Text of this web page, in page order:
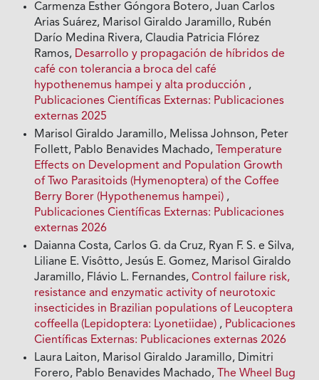
Carmenza Esther Góngora Botero, Juan Carlos
Arias Suárez, Marisol Giraldo Jaramillo, Rubén
Darío Medina Rivera, Claudia Patricia Flórez
Ramos, Desarrollo y propagación de híbridos de
café con tolerancia a broca del café
hypothenemus hampei y alta producción ,
Publicaciones Científicas Externas: Publicaciones
externas 2025
Marisol Giraldo Jaramillo, Melissa Johnson, Peter
Follett, Pablo Benavides Machado,
Temperature
Effects on Development and Population Growth
of Two Parasitoids (Hymenoptera) of the Coffee
Berry Borer (Hypothenemus hampei) ,
Publicaciones Científicas Externas: Publicaciones
externas 2026
Daianna Costa, Carlos G. da Cruz, Ryan F. S. e Silva,
Liliane E. Visôtto, Jesús E. Gomez, Marisol Giraldo
Jaramillo, Flávio L. Fernandes,Control failure risk,
resistance and enzymatic activity of neurotoxic
insecticides in Brazilian populations of Leucoptera
coffeella (Lepidoptera: Lyonetiidae) , Publicaciones
Científicas Externas: Publicaciones externas 2026
Laura Laiton, Marisol Giraldo Jaramillo, Dimitri
Forero, Pablo Benavides Machado,
The Wheel Bug